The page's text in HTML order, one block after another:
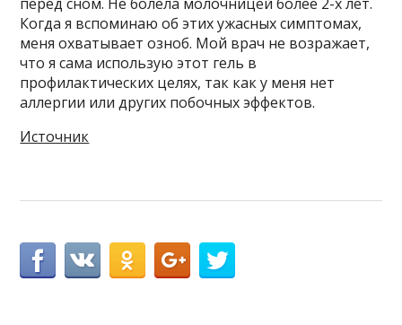
Когда я вспоминаю об этих ужасных симптомах,
меня охватывает озноб. Мой врач не возражает,
что я сама использую этот гель в
профилактических целях, так как у меня нет
аллергии или других побочных эффектов.
Источник